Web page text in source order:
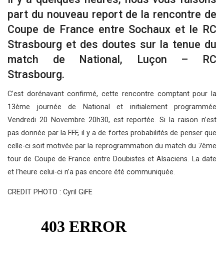
part du nouveau report de la rencontre de
Coupe de France entre Sochaux et le RC
Strasbourg et des doutes sur la tenue du
match de National, Luçon – RC
Strasbourg.
C’est dorénavant confirmé, cette rencontre comptant pour la
13ème journée de National et initialement programmée
Vendredi 20 Novembre 20h30, est reportée. Si la raison n’est
pas donnée par la FFF, il y a de fortes probabilités de penser que
celle-ci soit motivée par la reprogrammation du match du 7ème
tour de Coupe de France entre Doubistes et Alsaciens. La date
et l’heure celui-ci n’a pas encore été communiquée.
CREDIT PHOTO : Cyril GiFE